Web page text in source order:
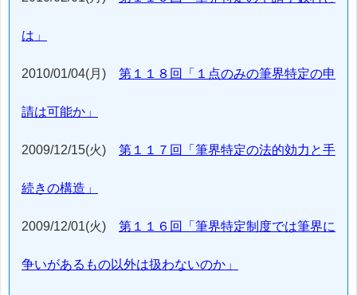
は」
2010/01/04(月) 第１１８回「１点のみの筆界特定の申
請は可能か」
2009/12/15(火) 第１１７回「筆界特定の法的効力と手
続きの構造」
2009/12/01(火) 第１１６回「筆界特定制度では筆界に
争いがあるもの以外は扱わないのか」